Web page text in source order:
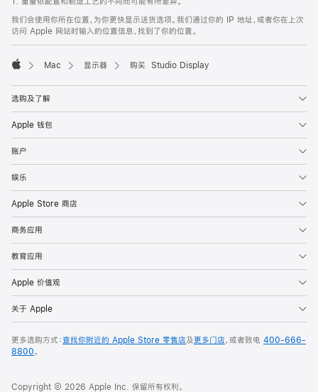
1. 重量依配置和制造工艺的不同而可能有所差异。
我们会使用你所在位置，为你更快显示送货选项。我们通过你的 IP 地址，或者你在上次
访问 Apple 网站时输入的位置信息，找到了你的位置。
Mac 显示器 购买 Studio Display
选购及了解
Apple 钱包
账户
娱乐
Apple Store 商店
商务应用
教育应用
Apple 价值观
关于 Apple
更多选购方式：查找你附近的 Apple Store 零售店及更多门店，或者致电 400-666-
8800。
Copyright © 2026 Apple Inc. 保留所有权利。